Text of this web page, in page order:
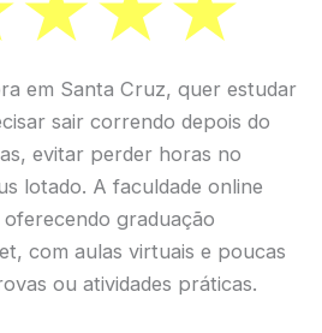
em Santa Cruz, quer estudar
sair correndo depois do
evitar perder horas no
lotado. A faculdade online
graduação
com aulas virtuais e poucas
ou atividades práticas.